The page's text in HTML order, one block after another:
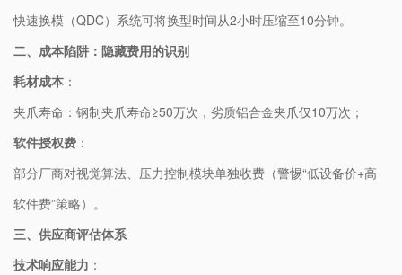
快速换模（QDC）系统可将换型时间从2小时压缩至10分钟。
二、成本陷阱：隐藏费用的识别
​耗材成本​ ​：
夹爪寿命：钢制夹爪寿命≥50万次，劣质铝合金夹爪仅10万次；
​软件授权费​ ​：
部分厂商对视觉算法、压力控制模块单独收费（警惕“低设备价+高
软件费”策略）。
三、供应商评估体系
​技术响应能力​ ​：